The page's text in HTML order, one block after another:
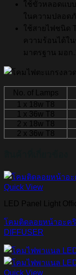
ใช้ขั้วหลอดแบ
ในความปลอด
ใช้สายไฟชนิด
ความร้อนได้ใน
มาตรฐาน มอก
No. of Lamps
1 x 18w T8
1 x 36w T8
2 x 18w T8
2 x 36w T8
Quick View
LED Panel Light
โคมติดลอยหน้าอะคริ
DIFFUSER
Quick View